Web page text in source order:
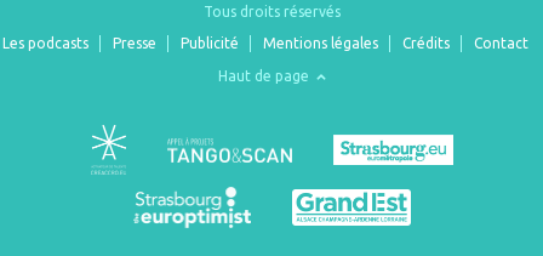
Tous droits réservés
Les podcasts
Presse Publicité Mentions légales Crédits Contact
Haut de page